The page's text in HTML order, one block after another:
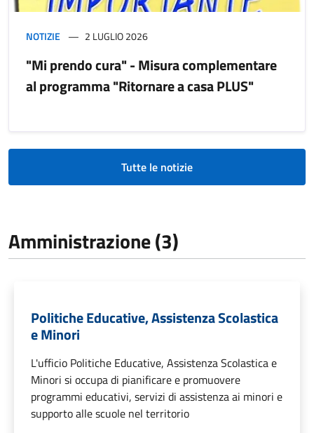
NOTIZIE 2 LUGLIO 2026
"Mi prendo cura" - Misura complementare
al programma "Ritornare a casa PLUS"
Tutte le notizie
Amministrazione (3)
Politiche Educative, Assistenza Scolastica
e Minori
L'ufficio Politiche Educative, Assistenza Scolastica e
Minori si occupa di pianificare e promuovere
programmi educativi, servizi di assistenza ai minori e
supporto alle scuole nel territorio